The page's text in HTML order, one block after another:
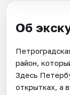
Об
район,
Здесь
открытках, а